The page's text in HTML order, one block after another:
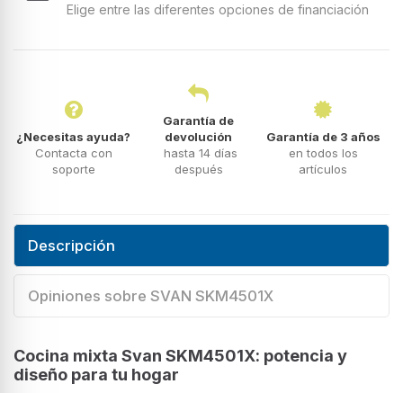
Elige entre las diferentes opciones de financiación
¿Necesitas ayuda?
Contacta con
soporte
Garantía de
devolución
hasta 14 días
después
Garantía de 3 años
en todos los
artículos
Descripción
Opiniones sobre SVAN SKM4501X
Cocina mixta Svan SKM4501X: potencia y
diseño para tu hogar